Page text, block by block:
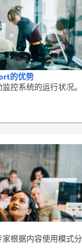
的优势
控系统的运行状况。
根据内容使用模式分